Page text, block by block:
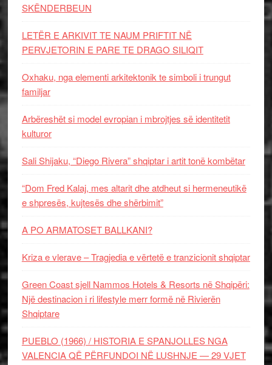
SKËNDERBEUN
LETËR E ARKIVIT TE NAUM PRIFTIT NË
PERVJETORIN E PARE TE DRAGO SILIQIT
Oxhaku, nga elementi arkitektonik te simboli i trungut
familjar
Arbëreshët si model evropian i mbrojtjes së identitetit
kulturor
Sali Shijaku, “Diego Rivera” shqiptar i artit tonë kombëtar
“Dom Fred Kalaj, mes altarit dhe atdheut si hermeneutikë
e shpresës, kujtesës dhe shërbimit”
A PO ARMATOSET BALLKANI?
Kriza e vlerave – Tragjedia e vërtetë e tranzicionit shqiptar
Green Coast sjell Nammos Hotels & Resorts në Shqipëri:
Një destinacion i ri lifestyle merr formë në Rivierën
Shqiptare
PUEBLO (1966) / HISTORIA E SPANJOLLES NGA
VALENCIA QË PËRFUNDOI NË LUSHNJE — 29 VJET